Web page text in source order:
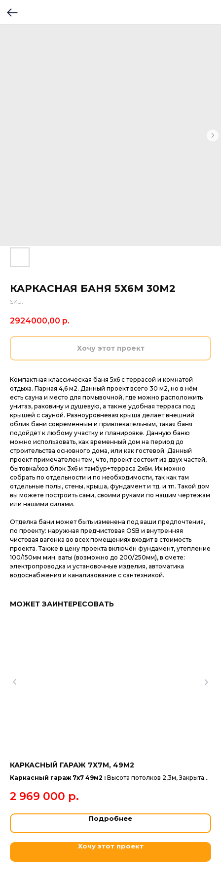
КАРКАСНАЯ БАНЯ 5Х6М 30М2
SKU:
2924000,00 р.
Хочу этот проект
Компактная классическая баня 5х6 с террасой и комнатой
отдыха. Парная 4,6 м2. Данный проект всего 30 м2, но в нём
есть сауна и место для помывочной, где можно расположить
унитаз, раковину и душевую, а также удобная терраса под
крышей с сауной. Разноуровневая крыша делает внешний
облик бани современным и привлекательным, такая баня
подойдёт к любому участку и планировке. Данную баню
можно использовать, как временный дом на период до
строительства основного дома, или как гостевой. Данный
проект примечателен тем, что, проект состоит из двух частей,
бытовка/хоз.блок 3х6 и тамбур+терраса 2х6м. Их можно
собрать по отдельности и по необходимости, так как там
отдельные полы, стены, крыша, фундамент и тд. и тп. Такой дом
вы можете построить сами, своими руками по нашим чертежам
или нашими силами.
Отделка бани может быть изменена под ваши предпочтения,
по проекту: наружная предчистовая ОSB и внутренняя
чистовая вагонка во всех помещениях входит в стоимость
проекта. Также в цену проекта включён фундамент, утепление
100/150мм мин. ваты (возможно до 200/250мм), в смете:
электропроводка и установочные изделия, автоматика
водоснабжения и канализование с сантехникой.
МОЖЕТ ЗАИНТЕРЕСОВАТЬ
КАРКАСНЫЙ ГАРАЖ 7Х7М, 49М2
Каркасный гараж 7х7 49м2 : Высота потолков 2,3м, Закрытая
2 969 000 р.
Подробнее
Хочу этот проект